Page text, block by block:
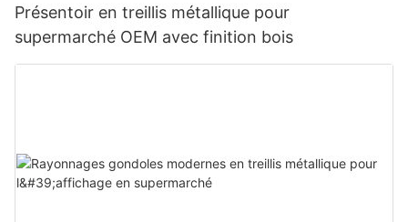
Présentoir en treillis métallique pour
supermarché OEM avec finition bois